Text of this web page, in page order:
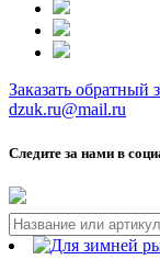
Заказать обратный
dzuk.ru@mail.ru
Следите за нами в